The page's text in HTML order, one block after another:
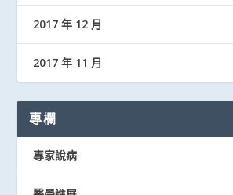
2017 年 12 月
2017 年 11 月
專欄
專家說病